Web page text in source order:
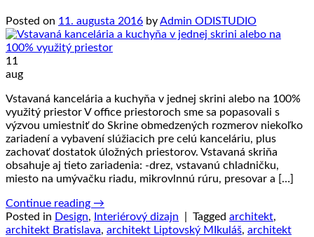
Posted on 11. augusta 2016 byAdmin ODISTUDIO
11
aug
Vstavaná kancelária a kuchyňa v jednej skrini alebo na 100%
využitý priestor V office priestoroch sme sa popasovali s
výzvou umiestniť do Skrine obmedzených rozmerov niekoľko
zariadení a vybavení slúžiacich pre celú kanceláriu, plus
zachovať dostatok úložných priestorov. Vstavaná skriňa
obsahuje aj tieto zariadenia: -drez, vstavanú chladničku,
miesto na umývačku riadu, mikrovlnnú rúru, presovar a […]
Continue reading →
Posted in Design, Interiérový dizajn Tagged architekt,
architekt Bratislava, architekt Liptovský MIkuláš, architekt